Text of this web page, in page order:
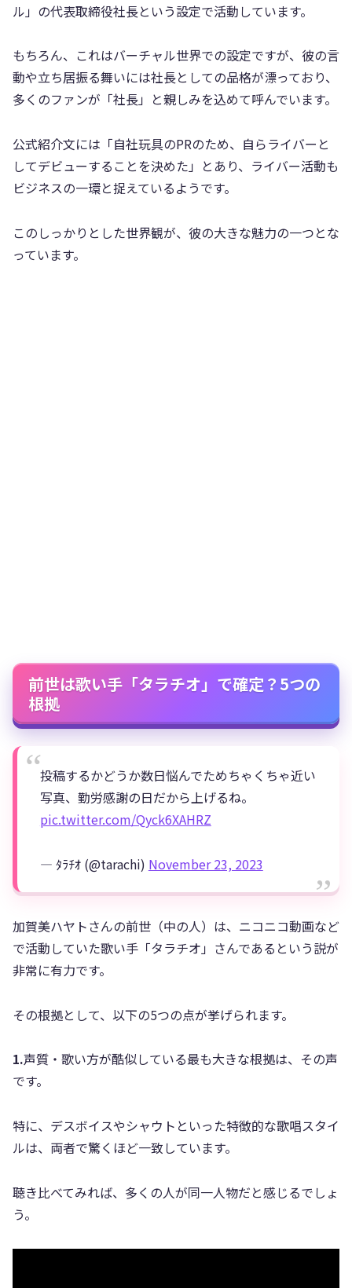
ル」の代表取締役社長という設定で活動しています。
もちろん、これはバーチャル世界での設定ですが、彼の言
動や立ち居振る舞いには社長としての品格が漂っており、
多くのファンが「社長」と親しみを込めて呼んでいます。
公式紹介文には「自社玩具のPRのため、自らライバーと
してデビューすることを決めた」とあり、ライバー活動も
ビジネスの一環と捉えているようです。
このしっかりとした世界観が、彼の大きな魅力の一つとな
っています。
前世は歌い手「タラチオ」で確定？5つの
根拠
投稿するかどうか数日悩んでためちゃくちゃ近い
写真、勤労感謝の日だから上げるね。
pic.twitter.com/Qyck6XAHRZ
— ﾀﾗﾁｵ (@tarachi) November 23, 2023
加賀美ハヤトさんの前世（中の人）は、ニコニコ動画など
で活動していた歌い手「タラチオ」さんであるという説が
非常に有力です。
その根拠として、以下の5つの点が挙げられます。
1.声質・歌い方が酷似している最も大きな根拠は、その声
です。
特に、デスボイスやシャウトといった特徴的な歌唱スタイ
ルは、両者で驚くほど一致しています。
聴き比べてみれば、多くの人が同一人物だと感じるでしょ
う。